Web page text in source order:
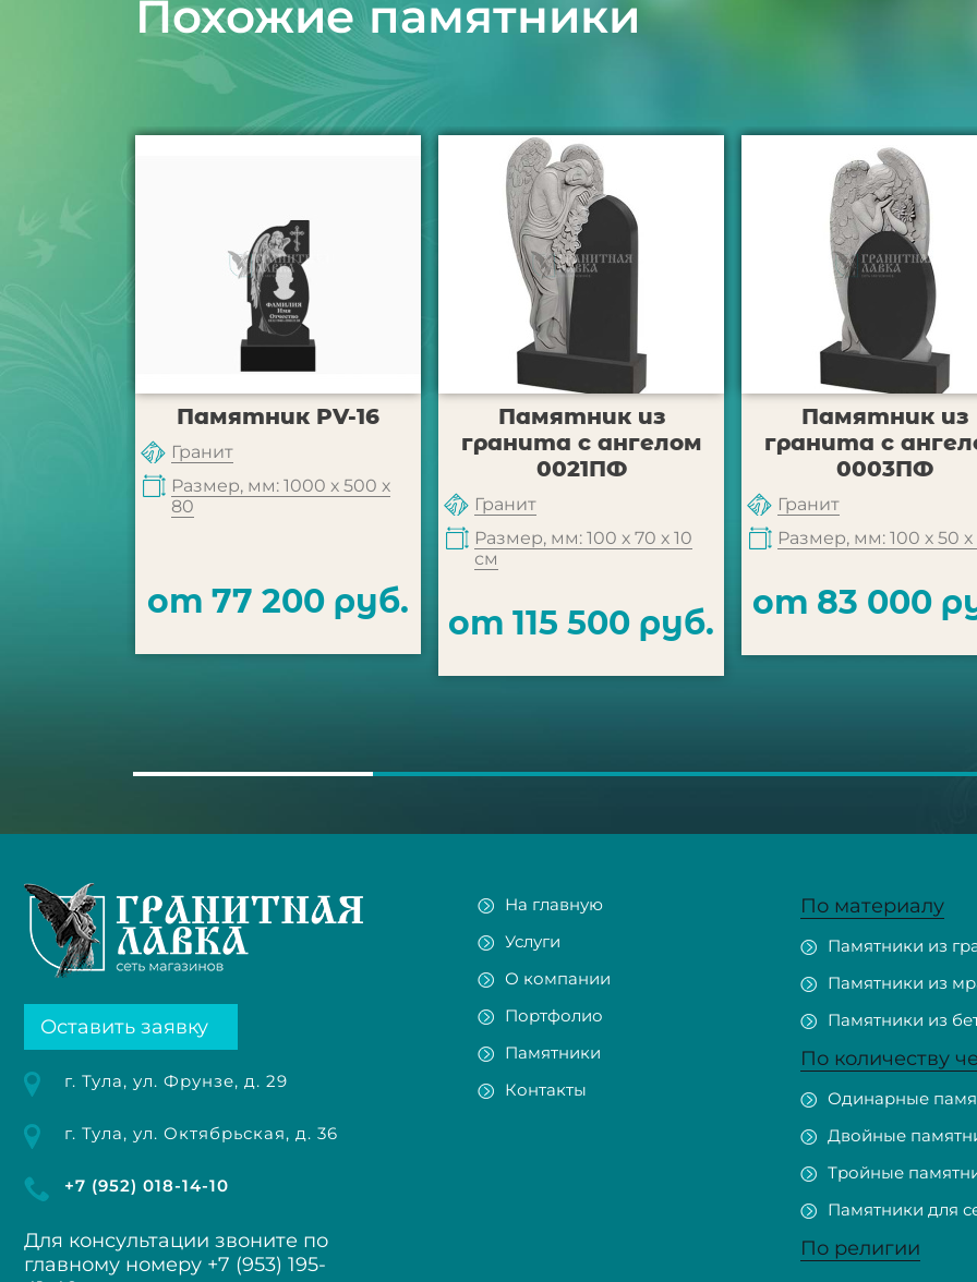
Похожие памятники
Памятник PV-16
Гранит
Размер, мм: 1000 х 500 х
80
от 77 200 руб.
Памятник из
гранита с ангелом
0021ПФ
Гранит
Размер, мм: 100 х 70 х 10
см
от 115 500 руб.
Памятник из
гранита с
0003ПФ
Гранит
Размер, мм: 100 х 50 х
от 83 000
Оставить заявку
г. Тула, ул. Фрунзе, д. 29
г. Тула, ул. Октябрьская, д. 36
+7 (952) 018-14-10
Для консультации звоните по
главному номеру +7 (953) 195-
На главную
Услуги
О компании
Портфолио
Памятники
Контакты
По материалу
Памятники из
Памятники из
Памятники из
По количеству
Одинарные
Двойные
Тройные
Памятники для
По религии